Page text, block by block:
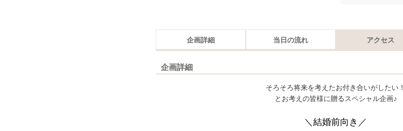
企画詳細 当日の流れ アクセス
企画詳細
そろそろ将来を考えたお付き合いがしたい！
とお考えの皆様に贈るスペシャル企画♪
＼結婚前向き／